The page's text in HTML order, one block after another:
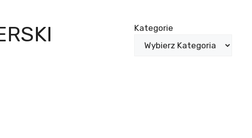
Kategorie